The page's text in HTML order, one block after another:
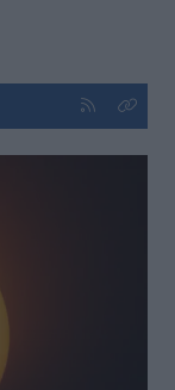
Kliknij aby
Kliknij